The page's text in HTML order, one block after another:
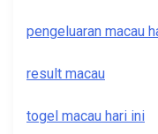
pengeluaran macau
result macau
togel macau hari ini